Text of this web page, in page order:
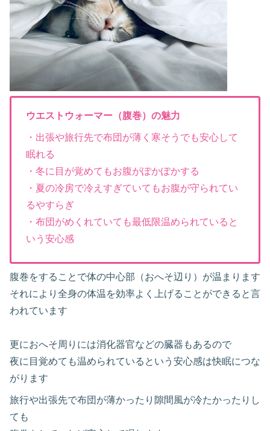
ウエストウォーマー（腹巻）の魅力
・出張や旅行先で布団が薄く寒そうでも安心して
眠れる
・冬に目が覚めてもお腹がぽかぽかする
・夏の冷房で冷えすぎていてもお腹が守られてい
るやすらぎ
・布団がめくれていても最低限温められていると
いう安心感
腹巻をすることで体の中心部（おへそ辺り）が温まります
それにより全身の体温を効率よく上げることができると言
われています
更におへそ周りには消化器官などの臓器もあるので
夜に目覚めても温められているという安心感は快眠につな
がります
旅行や出張先で布団が薄かったり隙間風が冷たかったりし
ても